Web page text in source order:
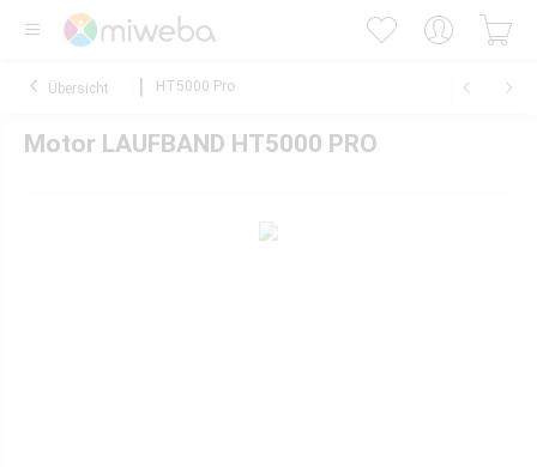
Übersicht HT5000 Pro
Motor LAUFBAND HT5000 PRO